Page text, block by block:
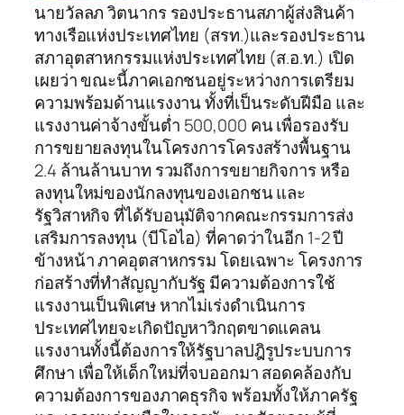
นายวัลลภ วิตนากร รองประธานสภาผู้ส่งสินค้า
ทางเรือแห่งประเทศไทย (สรท.)และรองประธาน
สภาอุตสาหกรรมแห่งประเทศไทย (ส.อ.ท.) เปิด
เผยว่า ขณะนี้ภาคเอกชนอยู่ระหว่างการเตรียม
ความพร้อมด้านแรงงาน ทั้งที่เป็นระดับฝีมือ และ
แรงงานค่าจ้างขั้นต่ำ 500,000 คน เพื่อรองรับ
การขยายลงทุนในโครงการโครงสร้างพื้นฐาน
2.4 ล้านล้านบาท รวมถึงการขยายกิจการ หรือ
ลงทุนใหม่ของนักลงทุนของเอกชน และ
รัฐวิสาหกิจ ที่ได้รับอนุมัติจากคณะกรรมการส่ง
เสริมการลงทุน (บีโอไอ) ที่คาดว่าในอีก 1-2 ปี
ข้างหน้า ภาคอุตสาหกรรม โดยเฉพาะ โครงการ
ก่อสร้างที่ทำสัญญากับรัฐ มีความต้องการใช้
แรงงานเป็นพิเศษ หากไม่เร่งดำเนินการ
ประเทศไทยจะเกิดปัญหาวิกฤตขาดแคลน
แรงงานทั้งนี้ต้องการให้รัฐบาลปฎิรูประบบการ
ศึกษา เพื่อให้เด็กใหม่ที่จบออกมา สอดคล้องกับ
ความต้องการของภาคธุรกิจ พร้อมทั้งให้ภาครัฐ